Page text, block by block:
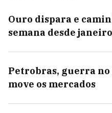
Ouro dispara e
semana desde janeiro
Petrobras, guerra
move os mercados